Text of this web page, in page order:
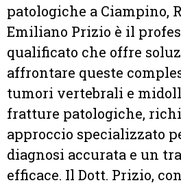
patologiche a Ciampino,
Emiliano Prizio è il
qualificato che offre
affrontare queste
tumori vertebrali e
fratture patologiche,
approccio specializzato
diagnosi accurata e un
efficace. Il Dott. Prizio,